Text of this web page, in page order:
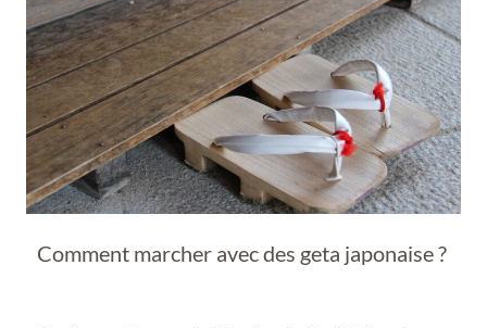
Comment marcher avec des geta japonaise ?